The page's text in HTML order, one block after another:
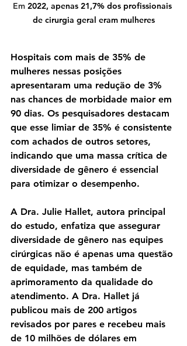
Em 2022, apenas 21,7% dos profissionais
de cirurgia geral eram mulheres
Hospitais com mais de 35% de
mulheres nessas posições
apresentaram uma redução de 3%
nas chances de morbidade maior em
90 dias. Os pesquisadores destacam
que esse limiar de 35% é consistente
com achados de outros setores,
indicando que uma massa crítica de
diversidade de gênero é essencial
para otimizar o desempenho.
A Dra. Julie Hallet, autora principal
do estudo, enfatiza que assegurar
diversidade de gênero nas equipes
cirúrgicas não é apenas uma questão
de equidade, mas também de
aprimoramento da qualidade do
atendimento. A Dra. Hallet já
publicou mais de 200 artigos
revisados por pares e recebeu mais
de 10 milhões de dólares em